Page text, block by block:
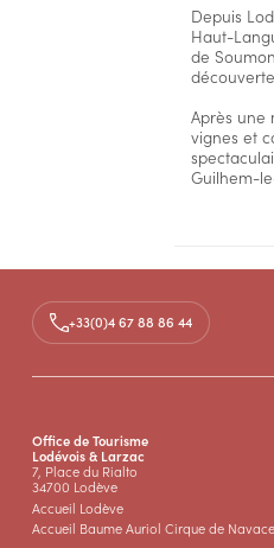
Depuis
Haut-
de
Après une
vignes et
Guilhem-
Accès
+33(0)4 67 88 86 44
Office de Tourisme
Lodévois & Larzac
7, Place du Rialto
34700 Lodève
Accueil Lodève
Accueil Baume Auriol Cirque de